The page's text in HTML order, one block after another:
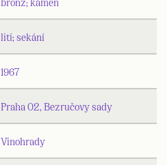
lití; sekání
1967
Praha 02, Bezručovy sady
Vinohrady